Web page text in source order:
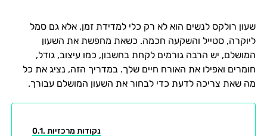
שעון רולקס לנשים הוא לא רק כלי למדידת זמן, אלא גם סמל
ליוקרה, סטייל והשקעה חכמה. כשאת מחפשת את השעון
המושלם, יש הרבה גורמים לקחת בחשבון, כמו עיצוב, גודל,
חומרים ואפילו את האורח חיים שלך. במדריך הזה, נציג את כל
מה שאת צריכה לדעת כדי לבחור את השעון המושלם עבורך.
נקודות מרכזיות